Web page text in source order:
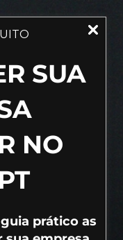
SUA
NO
prático as
MAIS!
COM
e entregar um
com os